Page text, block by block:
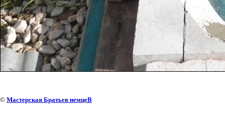
© Мастерская Братьев немцеВ